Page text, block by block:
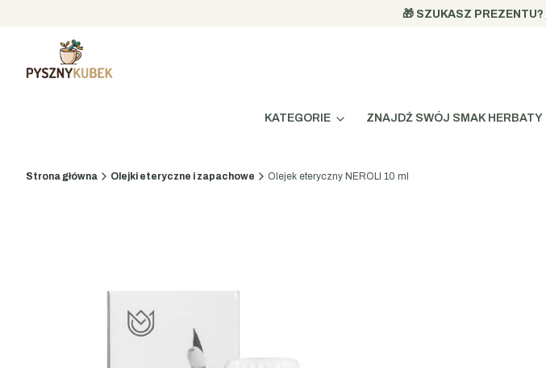
🎁 SZUKASZ PREZENTU?
KATEGORIE ZNAJDŹ SWÓJ SMAK HERBATY
Strona główna Olejki eteryczne i zapachowe Olejek eteryczny NEROLI 10 ml